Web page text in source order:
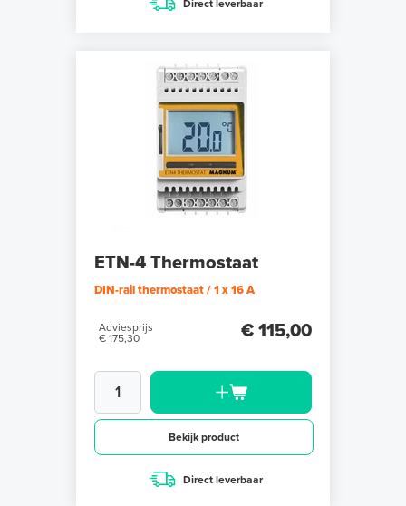
Direct leverbaar
ETN-4 Thermostaat
DIN-rail thermostaat / 1 x 16 A
Adviesprijs
€ 175,30
€ 115,00
Bekijk product
Direct leverbaar